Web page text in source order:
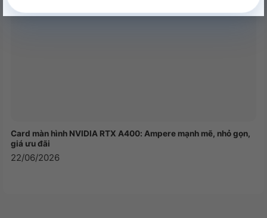
Card màn hình NVIDIA RTX A400: Ampere mạnh mẽ, nhỏ gọn,
giá ưu đãi
22/06/2026